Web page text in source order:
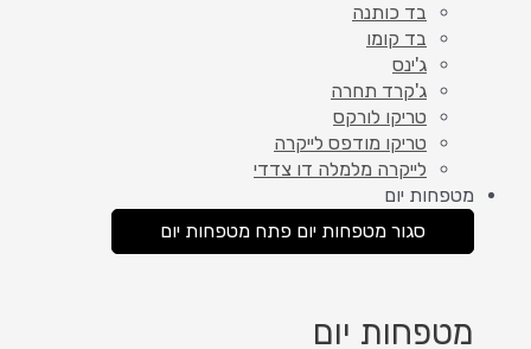
בד כותנה
בד קומו
ג'ינס
ג'קרד תחרה
טריקו לורקס
טריקו מודפס לייקרה
לייקרה מלמלה דו צדדי
מטפחות יום
סגור מטפחות יום פתח מטפחות יום
מטפחות יום